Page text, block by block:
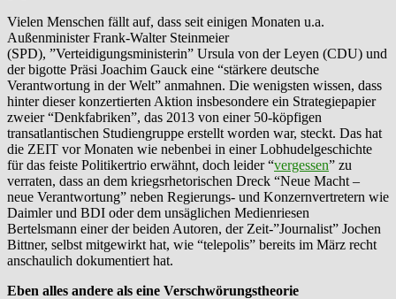
Vielen Menschen fällt auf, dass seit einigen Monaten u.a.
Außenminister Frank-Walter Steinmeier
(SPD), ”Verteidigungsministerin” Ursula von der Leyen (CDU) und
der bigotte Präsi Joachim Gauck eine “stärkere deutsche
Verantwortung in der Welt” anmahnen. Die wenigsten wissen, dass
hinter dieser konzertierten Aktion insbesondere ein Strategiepapier
zweier “Denkfabriken”, das 2013 von einer 50-köpfigen
transatlantischen Studiengruppe erstellt worden war, steckt. Das hat
die ZEIT vor Monaten wie nebenbei in einer Lobhudelgeschichte
für das feiste Politikertrio erwähnt, doch leider “vergessen” zu
verraten, dass an dem kriegsrhetorischen Dreck “Neue Macht –
neue Verantwortung” neben Regierungs- und Konzernvertretern wie
Daimler und BDI oder dem unsäglichen Medienriesen
Bertelsmann einer der beiden Autoren, der Zeit-”Journalist” Jochen
Bittner, selbst mitgewirkt hat, wie “telepolis” bereits im März recht
anschaulich dokumentiert hat.
Eben alles andere als eine Verschwörungstheorie